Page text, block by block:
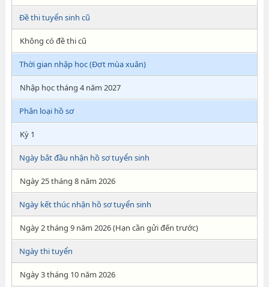
Đề thi tuyển sinh cũ
Không có đề thi cũ
Thời gian nhập học (Đợt mùa xuân)
Nhập học tháng 4 năm 2027
Phân loại hồ sơ
Kỳ 1
Ngày bắt đầu nhận hồ sơ tuyển sinh
Ngày 25 tháng 8 năm 2026
Ngày kết thúc nhận hồ sơ tuyển sinh
Ngày 2 tháng 9 năm 2026 (Hạn cần gửi đến trước)
Ngày thi tuyển
Ngày 3 tháng 10 năm 2026